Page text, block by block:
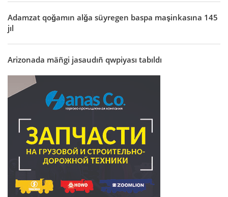
Adamzat qoğamın alğa süyregen baspa maşinkasına 145
jıl
Arizonada mäñgi jasaudıñ qwpiyası tabıldı